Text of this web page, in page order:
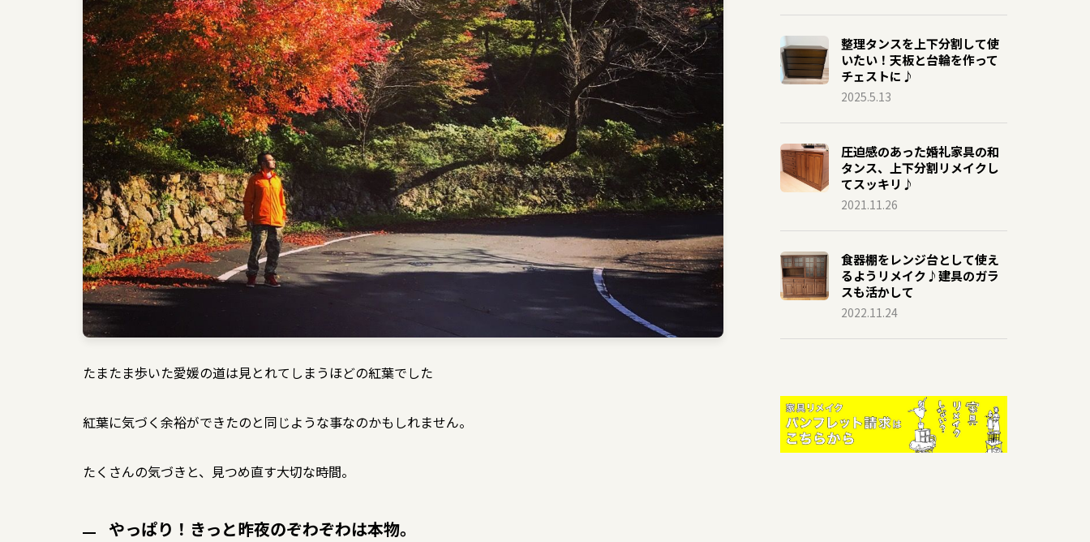
たまたま歩いた愛媛の道は見とれてしまうほどの紅葉でした
紅葉に気づく余裕ができたのと同じような事なのかもしれません。
たくさんの気づきと、見つめ直す大切な時間。
やっぱり！きっと昨夜のぞわぞわは本物。
整理タンスを上下分割して使
いたい！天板と台輪を作って
チェストに♪
2025.5.13
圧迫感のあった婚礼家具の和
タンス、上下分割リメイクし
てスッキリ♪
2021.11.26
食器棚をレンジ台として使え
るようリメイク♪建具のガラ
スも活かして
2022.11.24